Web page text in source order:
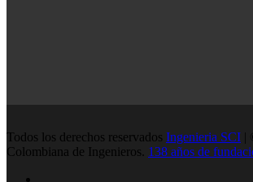
Todos los derechos reservados Ingenieria SCI |
Colombiana de Ingenieros. 138 años de